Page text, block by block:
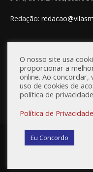
Redação:
© Vilas Magazine / Site
O nosso site usa
proporcionar a
online. Ao concordar,
uso de cookies de
política de
Política de Privacidade
Eu Concordo